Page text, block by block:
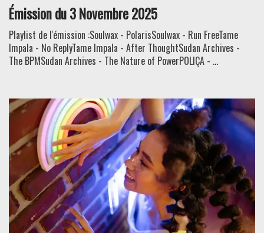
Émission du 3 Novembre 2025
Playlist de l'émission :Soulwax - PolarisSoulwax - Run FreeTame
Impala - No ReplyTame Impala - After ThoughtSudan Archives -
The BPMSudan Archives - The Nature of PowerPOLIÇA - ...